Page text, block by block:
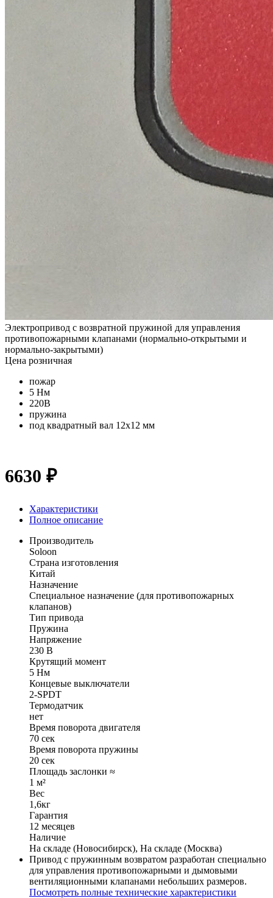
Электропривод с возвратной пружиной для управления
противопожарными клапанами (нормально-открытыми и
нормально-закрытыми)
Цена розничная
пожар
5 Нм
220В
пружина
под квадратный вал 12x12 мм
6630 ₽
Характеристики
Полное описание
Производитель
Soloon
Страна изготовления
Китай
Назначение
Специальное назначение (для противопожарных
клапанов)
Тип привода
Пружина
Напряжение
230 В
Крутящий момент
5 Нм
Концевые выключатели
2-SPDT
Термодатчик
нет
Время поворота двигателя
70 cек
Время поворота пружины
20 сек
Площадь заслонки ≈
1 м²
Вес
1,6кг
Гарантия
12 месяцев
Наличие
На складе (Новосибирск), На складе (Москва)
Привод с пружинным возвратом разработан специально
для управления противопожарными и дымовыми
вентиляционными клапанами небольших размеров.
Посмотреть полные технические характеристики